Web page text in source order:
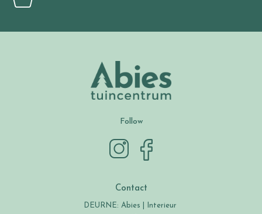
Follow
Contact
DEURNE: Abies | Interieur